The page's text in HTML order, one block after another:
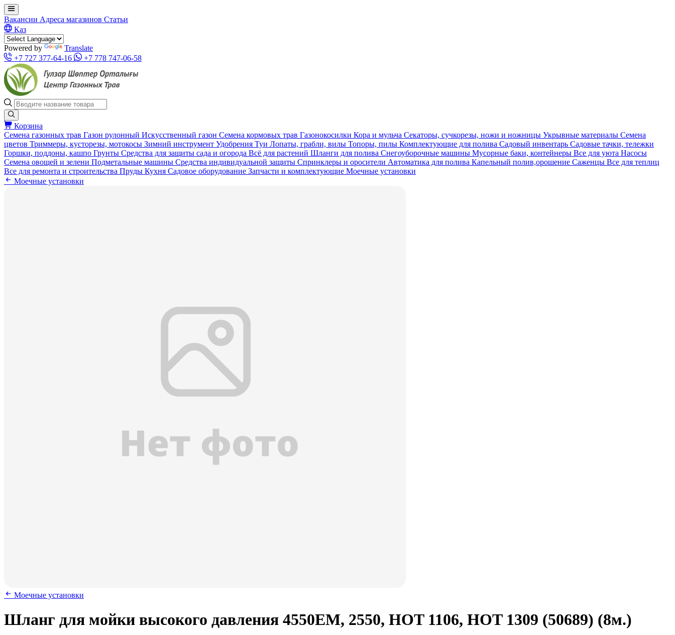
Вакансии Адреса магазинов Статьи
Қаз
Powered by
Translate
+7 727 377-64-16
+7 778 747-06-58
Корзина
Семена газонных трав Газон рулонный Искусственный газон Семена кормовых трав Газонокосилки Кора и мульча Секаторы, сучкорезы, ножи и ножницы Укрывные материалы Семена
цветов Триммеры, кусторезы, мотокосы Зимний инструмент Удобрения Туи Лопаты, грабли, вилы Топоры, пилы Комплектующие для полива Садовый инвентарь Садовые тачки, тележки
Горшки, поддоны, кашпо Грунты Средства для защиты сада и огорода Всё для растений Шланги для полива Снегоуборочные машины Мусорные баки, контейнеры Все для уюта Насосы
Семена овощей и зелени Подметальные машины Средства индивидуальной защиты Спринклеры и оросители Автоматика для полива Капельный полив,орошение Саженцы Все для теплиц
Все для ремонта и строительства Пруды Кухня Садовое оборудование Запчасти и комплектующие Моечные установки
Моечные установки
Моечные установки
Шланг для мойки высокого давления 4550ЕМ, 2550, HOT 1106, HOT 1309 (50689) (8м.)